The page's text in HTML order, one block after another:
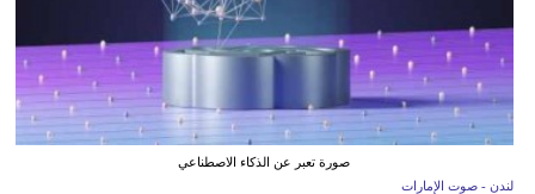
صورة تعبر عن الذكاء الاصطناعي
لندن - صوت الإمارات